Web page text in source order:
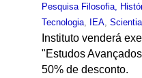
Pesquisa Filosofia,
Tecnologia, IEA,
Instituto venderá
"Estudos
50% de desconto.